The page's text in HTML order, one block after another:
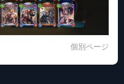
個別ページ